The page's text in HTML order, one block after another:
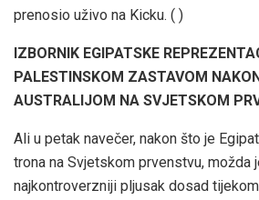
prenosio uživo na Kicku. ( )
IZBORNIK EGIPATSKE
PALESTINSKOM ZASTAVOM
AUSTRALIJOM NA SVJETSKOM
Ali u petak navečer, nakon što je
trona na Svjetskom prvenstvu, možda
najkontroverzniji pljusak dosad